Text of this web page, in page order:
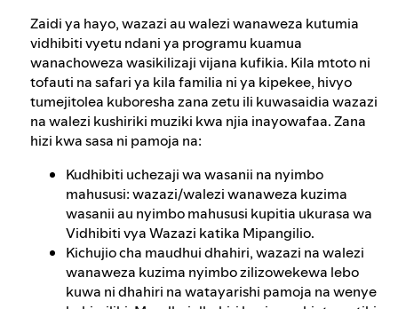
Zaidi ya hayo, wazazi au walezi wanaweza kutumia
vidhibiti vyetu ndani ya programu kuamua
wanachoweza wasikilizaji vijana kufikia. Kila mtoto ni
tofauti na safari ya kila familia ni ya kipekee, hivyo
tumejitolea kuboresha zana zetu ili kuwasaidia wazazi
na walezi kushiriki muziki kwa njia inayowafaa. Zana
hizi kwa sasa ni pamoja na:
Kudhibiti uchezaji wa wasanii na nyimbo
mahususi: wazazi/walezi wanaweza kuzima
wasanii au nyimbo mahususi kupitia ukurasa wa
Vidhibiti vya Wazazi katika Mipangilio.
Kichujio cha maudhui dhahiri, wazazi na walezi
wanaweza kuzima nyimbo zilizowekewa lebo
kuwa ni dhahiri na watayarishi pamoja na wenye